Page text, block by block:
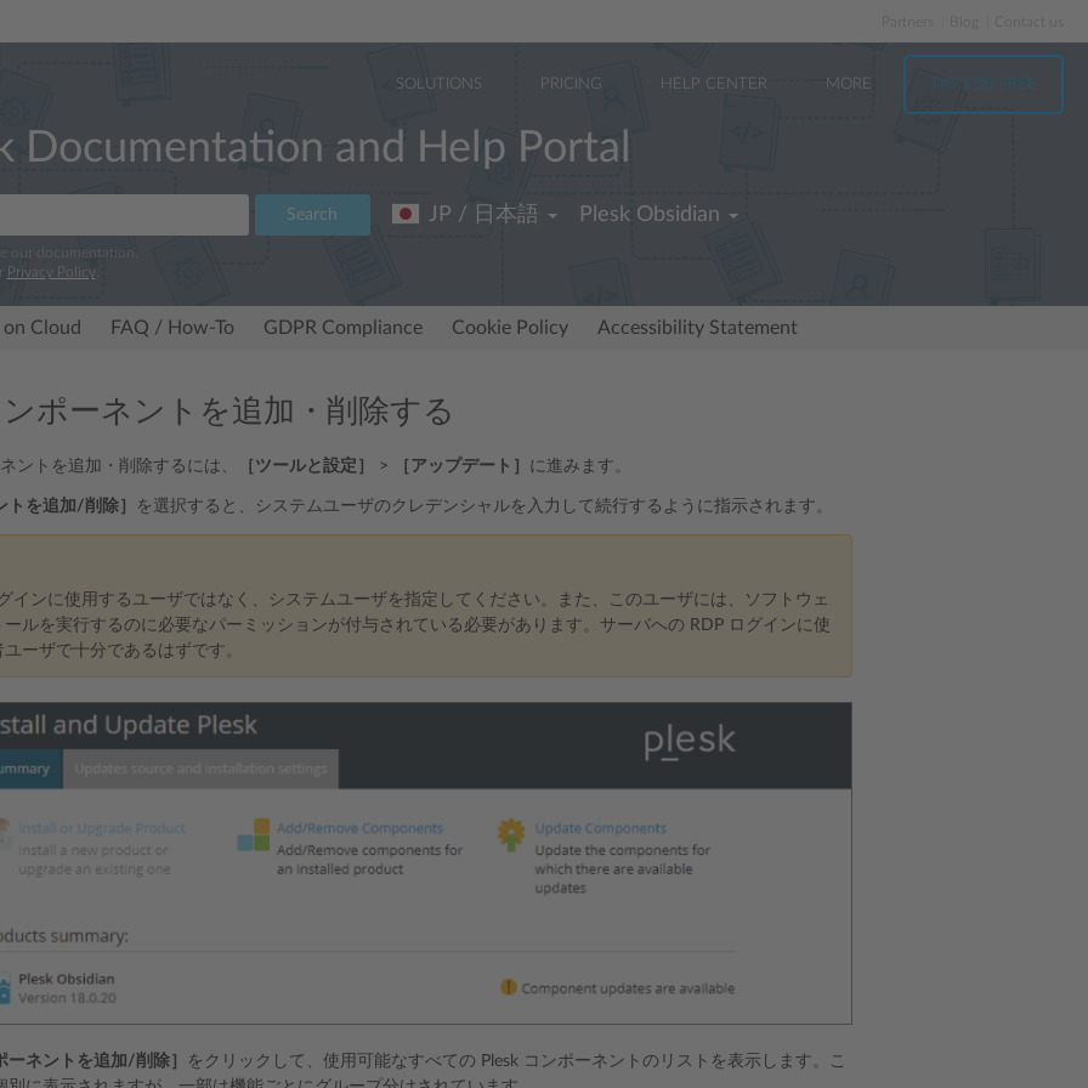
Partners
SOLUTIONS PRICING HELP CENTER MORE TRY FOR FREE
Documentation and Help Portal
Search
our documentation.
Privacy Policy.
JP / 日本語 Plesk Obsidian
on Cloud FAQ / How-To GDPR Compliance Cookie Policy Accessibility Statement
ポーネントを追加・削除する
ントを追加・削除するには、 ［ツールと設定］ > ［アップデート］ に進みます。
トを追加/削除］ を選択すると、システムユーザのクレデンシャルを入力して続行するように指示されます。
インに使用するユーザではなく、システムユーザを指定してください。また、このユーザには、ソフトウェ
ルを実行するのに必要なパーミッションが付与されている必要があります。サーバへの RDP ログインに使
ーザで十分であるはずです。
ーネントを追加/削除］
をクリックして、使用可能なすべての Plesk コンポーネントのリストを表示します。こ